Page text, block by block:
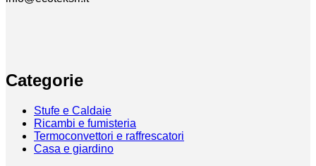
Categorie
Stufe e Caldaie
Ricambi e fumisteria
Termoconvettori e raffrescatori
Casa e giardino